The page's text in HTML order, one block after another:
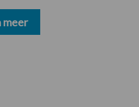
meer